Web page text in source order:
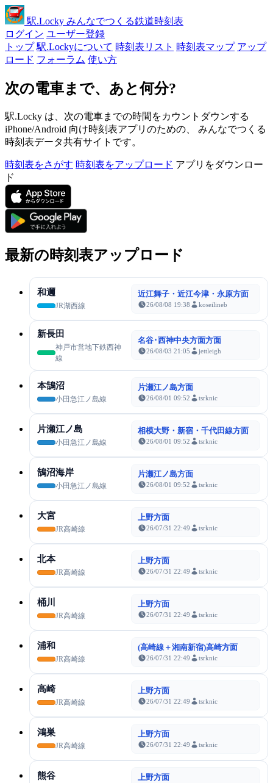
駅.Locky みんなでつくる鉄道時刻表
ログイン ユーザー登録
トップ 駅.Lockyについて 時刻表リスト 時刻表マップ アップ
ロード フォーラム 使い方
次の電車まで、あと何分?
駅.Locky は、次の電車までの時間をカウントダウンする
iPhone/Android 向け時刻表アプリのための、 みんなでつくる
時刻表データ共有サイトです。
時刻表をさがす 時刻表をアップロード アプリをダウンロー
ド
最新の時刻表アップロード
和邇
JR湖西線
近江舞子・近江今津・永原方面
26/08/08 19:38 koseilineb
新長田
神戸市営地下鉄西神
線
名谷･西神中央方面方面
26/08/03 21:05 jettleigh
本鵠沼
小田急江ノ島線
片瀬江ノ島方面
26/08/01 09:52 tsrknic
片瀬江ノ島
小田急江ノ島線
相模大野・新宿・千代田線方面
26/08/01 09:52 tsrknic
鵠沼海岸
小田急江ノ島線
片瀬江ノ島方面
26/08/01 09:52 tsrknic
大宮
JR高崎線
上野方面
26/07/31 22:49 tsrknic
北本
JR高崎線
上野方面
26/07/31 22:49 tsrknic
桶川
JR高崎線
上野方面
26/07/31 22:49 tsrknic
浦和
JR高崎線
(高崎線＋湘南新宿)高崎方面
26/07/31 22:49 tsrknic
高崎
JR高崎線
上野方面
26/07/31 22:49 tsrknic
鴻巣
JR高崎線
上野方面
26/07/31 22:49 tsrknic
熊谷 上野方面